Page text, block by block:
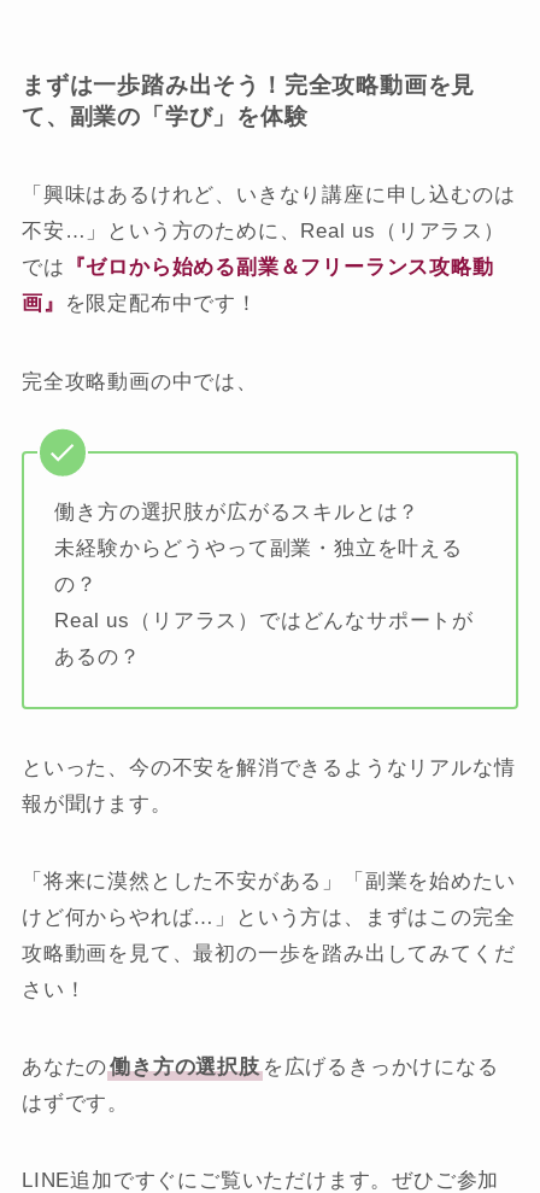
まずは一歩踏み出そう！完全攻略動画を見
て、副業の「学び」を体験
「興味はあるけれど、いきなり講座に申し込むのは
不安…」という方のために、Real us（リアラス）
では 『ゼロから始める副業＆フリーランス攻略動
画』
を限定配布中です！
完全攻略動画の中では、
働き方の選択肢が広がるスキルとは？
未経験からどうやって副業・独立を叶える
の？
Real us（リアラス）ではどんなサポートが
あるの？
といった、今の不安を解消できるようなリアルな情
報が聞けます。
「将来に漠然とした不安がある」「副業を始めたい
けど何からやれば…」という方は、まずはこの完全
攻略動画を見て、最初の一歩を踏み出してみてくだ
さい！
あなたの働き方の選択肢を広げるきっかけになる
はずです。
LINE追加ですぐにご覧いただけます。ぜひご参加